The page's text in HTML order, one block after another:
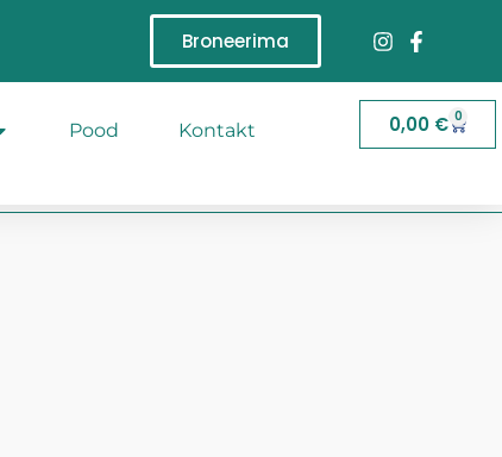
Broneerima
Pood Kontakt 0,00 € 0